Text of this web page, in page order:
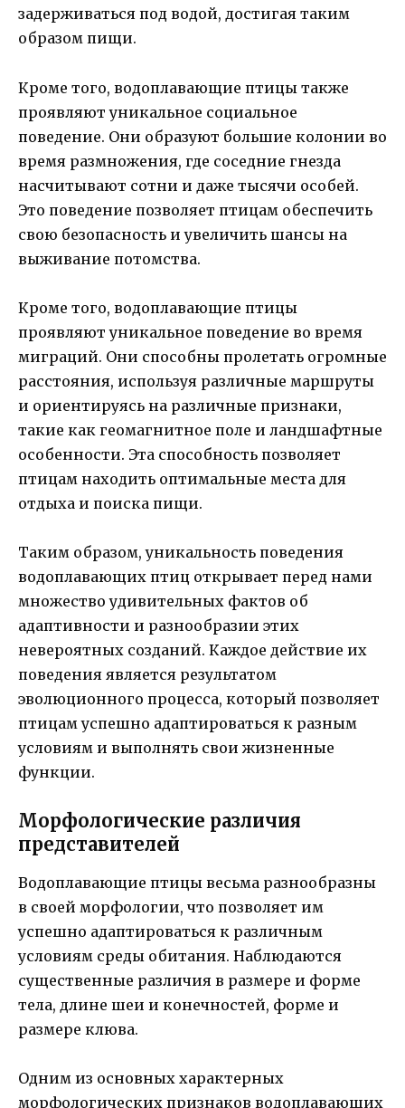
задерживаться под водой, достигая таким
образом пищи.
Кроме того, водоплавающие птицы также
проявляют уникальное социальное
поведение. Они образуют большие колонии во
время размножения, где соседние гнезда
насчитывают сотни и даже тысячи особей.
Это поведение позволяет птицам обеспечить
свою безопасность и увеличить шансы на
выживание потомства.
Кроме того, водоплавающие птицы
проявляют уникальное поведение во время
миграций. Они способны пролетать огромные
расстояния, используя различные маршруты
и ориентируясь на различные признаки,
такие как геомагнитное поле и ландшафтные
особенности. Эта способность позволяет
птицам находить оптимальные места для
отдыха и поиска пищи.
Таким образом, уникальность поведения
водоплавающих птиц открывает перед нами
множество удивительных фактов об
адаптивности и разнообразии этих
невероятных созданий. Каждое действие их
поведения является результатом
эволюционного процесса, который позволяет
птицам успешно адаптироваться к разным
условиям и выполнять свои жизненные
функции.
Морфологические различия
представителей
Водоплавающие птицы весьма разнообразны
в своей морфологии, что позволяет им
успешно адаптироваться к различным
условиям среды обитания. Наблюдаются
существенные различия в размере и форме
тела, длине шеи и конечностей, форме и
размере клюва.
Одним из основных характерных
морфологических признаков водоплавающих